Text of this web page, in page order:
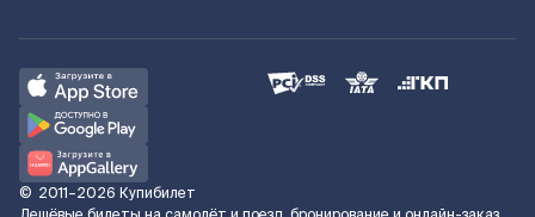
© 2011–2026 Купибилет